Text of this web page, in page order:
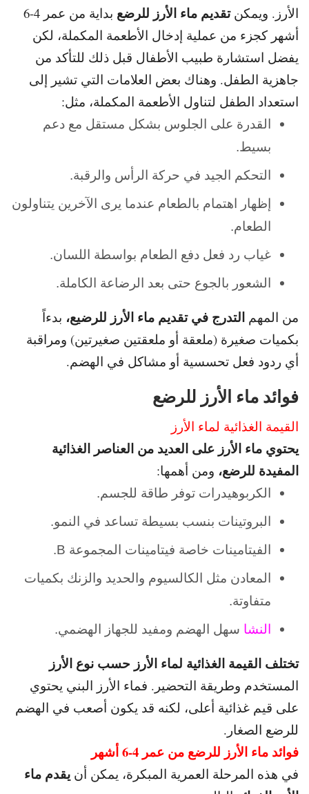
الأرز. ويمكن تقديم ماء الأرز للرضع
بداية من عمر 4-6
أشهر كجزء من عملية إدخال الأطعمة المكملة، لكن
يفضل استشارة طبيب الأطفال قبل ذلك للتأكد من
جاهزية الطفل. وهناك بعض العلامات التي تشير إلى
استعداد الطفل لتناول الأطعمة المكملة، مثل:
القدرة على الجلوس بشكل مستقل مع دعم
بسيط.
التحكم الجيد في حركة الرأس والرقبة.
إظهار اهتمام بالطعام عندما يرى الآخرين يتناولون
الطعام.
غياب رد فعل دفع الطعام بواسطة اللسان.
الشعور بالجوع حتى بعد الرضاعة الكاملة.
من المهم التدرج في تقديم ماء الأرز للرضيع، بدءاً
بكميات صغيرة (ملعقة أو ملعقتين صغيرتين) ومراقبة
أي ردود فعل تحسسية أو مشاكل في الهضم.
فوائد ماء الأرز للرضع
القيمة الغذائية لماء الأرز
يحتوي ماء الأرز على العديد من العناصر الغذائية
المفيدة للرضع، ومن أهمها:
الكربوهيدرات توفر طاقة للجسم.
البروتينات بنسب بسيطة تساعد في النمو.
الفيتامينات خاصة فيتامينات المجموعة B.
المعادن مثل الكالسيوم والحديد والزنك بكميات
متفاوتة.
النشا سهل الهضم ومفيد للجهاز الهضمي.
تختلف القيمة الغذائية لماء الأرز حسب نوع الأرز
المستخدم وطريقة التحضير. فماء الأرز البني يحتوي
على قيم غذائية أعلى، لكنه قد يكون أصعب في الهضم
للرضع الصغار.
فوائد ماء الأرز للرضع من عمر 4-6 أشهر
في هذه المرحلة العمرية المبكرة، يمكن أن يقدم ماء